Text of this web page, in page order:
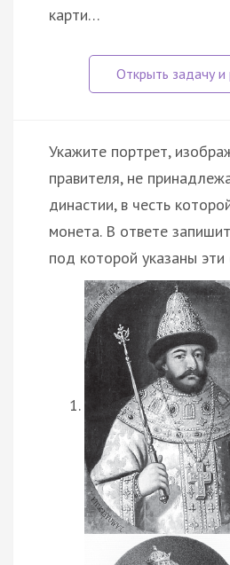
карти…
Укажите портрет,
правителя, не
династии, в честь
монета. В ответе
под которой указаны